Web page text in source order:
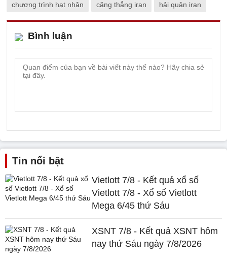
chương trình hạt nhân căng thẳng iran hải quân iran
Bình luận
Tin nổi bật
Vietlott 7/8 - Kết quả xổ số
Vietlott 7/8 - Xổ số Vietlott
Mega 6/45 thứ Sáu
XSNT 7/8 - Kết quả XSNT hôm
nay thứ Sáu ngày 7/8/2026